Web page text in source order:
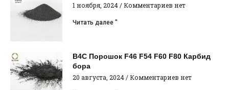
1 ноября, 2024
Комментариев нет
Читать далее "
B4C Порошок F46 F54 F60 F80 Карбид
бора
20 августа, 2024
Комментариев нет